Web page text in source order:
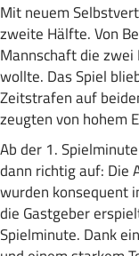
Mit neuem
zweite Hälfte. Von
Mannschaft die
wollte. Das Spiel
Zeitstrafen auf
zeugten von hohem
Ab der 1.
dann richtig auf: Die
wurden konsequent
die Gastgeber
Spielminute. Dank